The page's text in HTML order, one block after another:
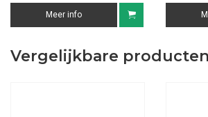
Meer info
Vergelijkbare producten